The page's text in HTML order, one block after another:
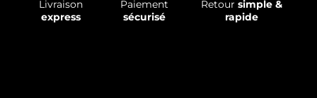
Livraison
express
Paiement
sécurisé
Retour simple &
rapide